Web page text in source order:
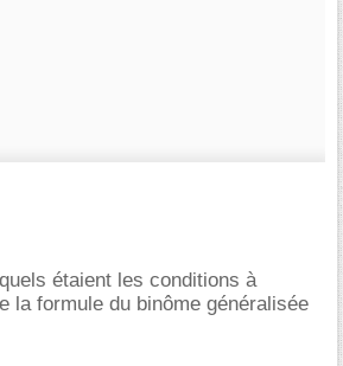
étaient les conditions à
la formule du binôme généralisée